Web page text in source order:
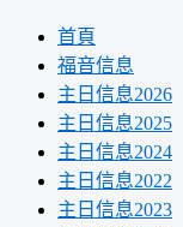
首頁
福音信息
主日信息2026
主日信息2025
主日信息2024
主日信息2022
主日信息2023